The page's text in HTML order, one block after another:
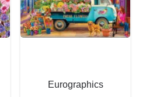
Eurographics